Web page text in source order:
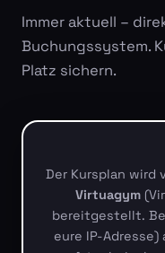
Immer aktuell –
Buchungssystem.
Platz sichern.
Der Kursplan wird
Virtuagym
bereitgestellt.
eure IP-